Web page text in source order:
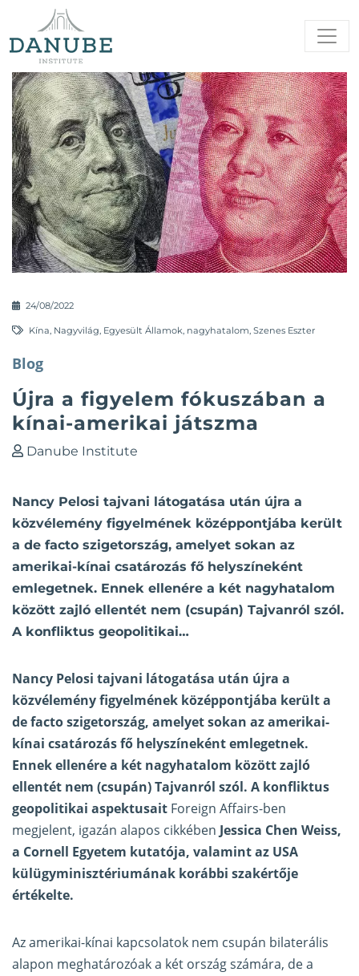
24/08/2022
Kína, Nagyvilág, Egyesült Államok, nagyhatalom, Szenes Eszter
Blog
Újra a figyelem fókuszában a
kínai-amerikai játszma
Danube Institute
Nancy Pelosi tajvani látogatása után újra a
közvélemény figyelmének középpontjába került
a de facto szigetország, amelyet sokan az
amerikai-kínai csatározás fő helyszíneként
emlegetnek. Ennek ellenére a két nagyhatalom
között zajló ellentét nem (csupán) Tajvanról szól.
A konfliktus geopolitikai…
Nancy Pelosi tajvani látogatása után újra a
közvélemény figyelmének középpontjába került a
de facto szigetország, amelyet sokan az amerikai-
kínai csatározás fő helyszíneként emlegetnek.
Ennek ellenére a két nagyhatalom között zajló
ellentét nem (csupán) Tajvanról szól. A konfliktus
geopolitikai aspektusait Foreign Affairs-ben
megjelent, igazán alapos cikkében Jessica Chen Weiss,
a Cornell Egyetem kutatója, valamint az USA
külügyminisztériumának korábbi szakértője
értékelte.
Az amerikai-kínai kapcsolatok nem csupán bilaterális
alapon meghatározóak a két ország számára, de a